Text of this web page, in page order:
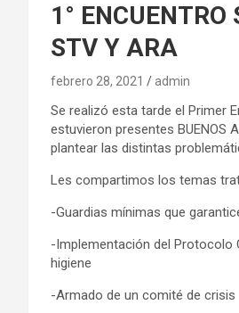
1°
STV Y ARA
febrero 28, 2021 admin
Se realizó esta tarde el Primer
estuvieron presentes BUENOS
plantear las distintas
Les compartimos los temas
-Guardias mínimas que
-Implementación del Protocolo
higiene
-Armado de un comité de crisis